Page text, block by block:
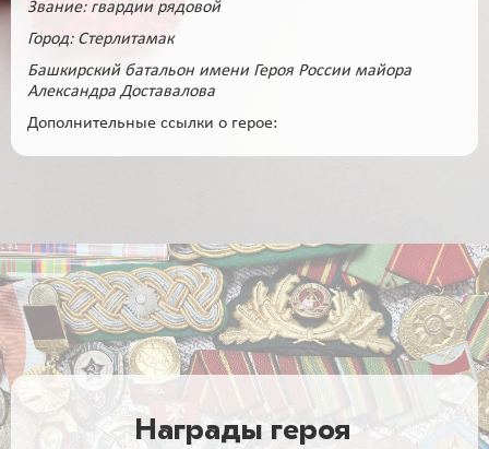
Звание: гвардии рядовой
Город: Стерлитамак
Башкирский батальон имени Героя России майора
Александра Доставалова
Дополнительные ссылки о герое:
Награды героя